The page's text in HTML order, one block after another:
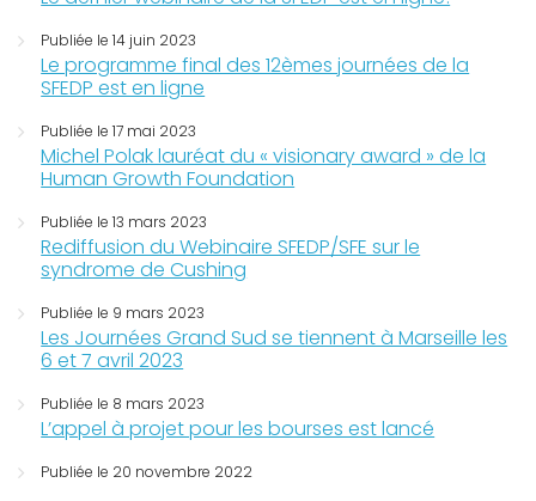
Publiée le 14 juin 2023
Le programme final des 12èmes journées de la
SFEDP est en ligne
Publiée le 17 mai 2023
Michel Polak lauréat du « visionary award » de la
Human Growth Foundation
Publiée le 13 mars 2023
Rediffusion du Webinaire SFEDP/SFE sur le
syndrome de Cushing
Publiée le 9 mars 2023
Les Journées Grand Sud se tiennent à Marseille les
6 et 7 avril 2023
Publiée le 8 mars 2023
L’appel à projet pour les bourses est lancé
Publiée le 20 novembre 2022